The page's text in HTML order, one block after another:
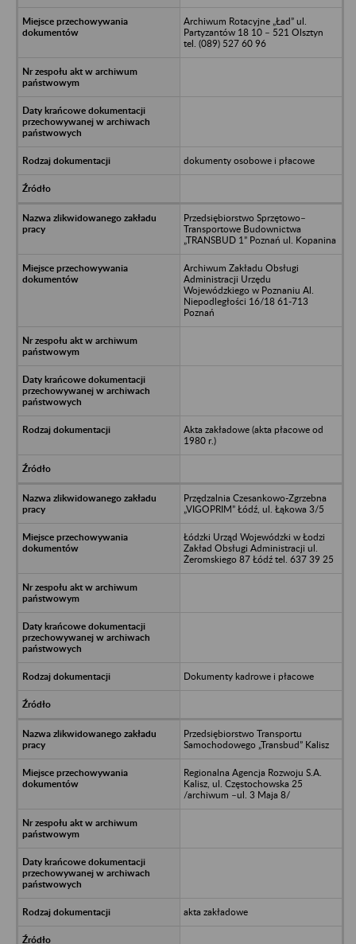
Archiwum Rotacyjne „Ład” ul.
Partyzantów 18 10 – 521 Olsztyn
tel. (089) 527 60 96
dokumenty osobowe i płacowe
Przedsiębiorstwo Sprzętowo–
Transportowe Budownictwa
„TRANSBUD 1” Poznań ul. Kopanina
Archiwum Zakładu Obsługi
Administracji Urzędu
Wojewódzkiego w Poznaniu Al.
Niepodległości 16/18 61-713
Poznań
Akta zakładowe (akta płacowe od
1980 r.)
Przędzalnia Czesankowo-Zgrzebna
„VIGOPRIM” Łódź, ul. Łąkowa 3/5
Łódzki Urząd Wojewódzki w Łodzi
Zakład Obsługi Administracji ul.
Żeromskiego 87 Łódź tel. 637 39 25
Dokumenty kadrowe i płacowe
Przedsiębiorstwo Transportu
Samochodowego „Transbud” Kalisz
Regionalna Agencja Rozwoju S.A.
Kalisz, ul. Częstochowska 25
/archiwum –ul. 3 Maja 8/
akta zakładowe